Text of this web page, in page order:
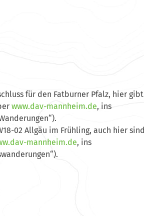
für den Fatburner Pfalz, hier gibt
www.dav-mannheim.de, ins
02 Allgäu im Frühling, auch hier sind
mannheim.de, ins